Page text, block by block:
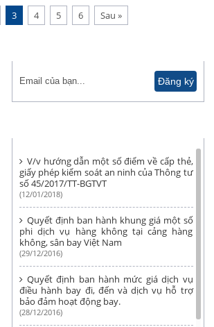
3 4 5 6 Sau »
V/v hướng dẫn một số điểm về cấp thẻ,
giấy phép kiểm soát an ninh của Thông tư
số 45/2017/TT-BGTVT
(12/01/2018)
Quyết định ban hành khung giá một số
phi dịch vụ hàng không tại cảng hàng
không, sân bay Việt Nam
(29/12/2016)
Quyết định ban hành mức giá dịch vụ
điều hành bay đi, đến và dịch vụ hỗ trợ
bảo đảm hoạt động bay.
(28/12/2016)